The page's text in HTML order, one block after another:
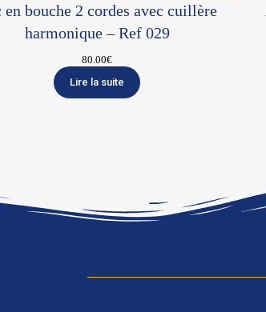
en bouche 2 cordes avec cuillère
harmonique – Ref 029
80.00€
Lire la suite